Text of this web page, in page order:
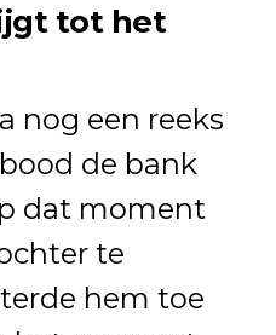
tot het
nog een reeks
de bank
dat moment
te
hem toe